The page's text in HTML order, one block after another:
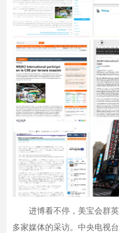
进博看不停，美宝会群英
多家媒体的采访。中央电视